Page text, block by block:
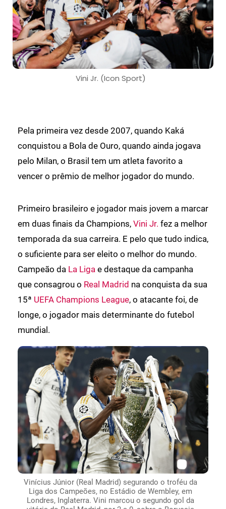
Vini Jr. (Icon Sport)
Pela primeira vez desde 2007, quando Kaká
conquistou a Bola de Ouro, quando ainda jogava
pelo Milan, o Brasil tem um atleta favorito a
vencer o prêmio de melhor jogador do mundo.
Primeiro brasileiro e jogador mais jovem a marcar
em duas finais da Champions, Vini Jr. fez a melhor
temporada da sua carreira. E pelo que tudo indica,
o suficiente para ser eleito o melhor do mundo.
Campeão da La Liga e destaque da campanha
que consagrou o Real Madrid na conquista da sua
15ª UEFA Champions League, o atacante foi, de
longe, o jogador mais determinante do futebol
mundial.
Vinícius Júnior (Real Madrid) segurando o troféu da
Liga dos Campeões, no Estádio de Wembley, em
Londres, Inglaterra. Vini marcou o segundo gol da